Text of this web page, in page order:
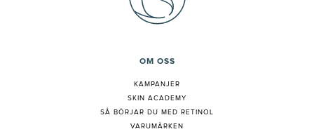
OM OSS
KAMPANJER
SKIN ACADEMY
SÅ BÖRJAR DU MED RETINOL
VARUMÄRKEN